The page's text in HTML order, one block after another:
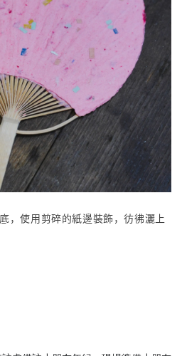
，使用剪碎的紙邊裝飾，彷彿灑上